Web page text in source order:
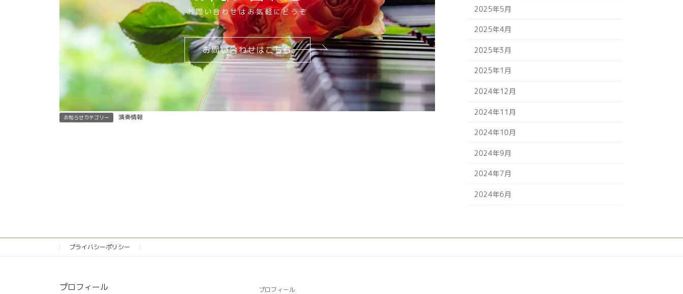
お問い合わせはお気軽にどうぞ
お問い合わせはこちら
お知らせカテゴリー 演奏情報
2025年5月
2025年4月
2025年3月
2025年1月
2024年12月
2024年11月
2024年10月
2024年9月
2024年7月
2024年6月
プライバシーポリシー
プロフィール プロフィール